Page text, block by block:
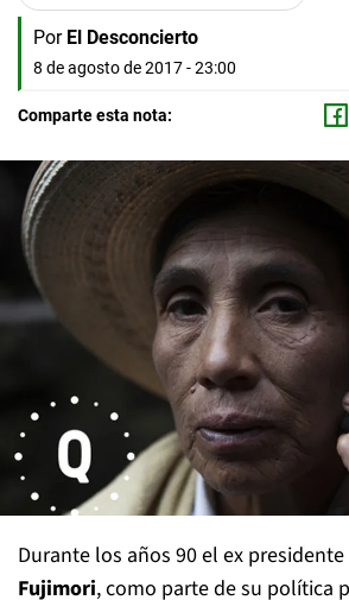
Por El Desconcierto
8 de agosto de 2017 - 23:00
Comparte esta nota:
Durante los años 90 el ex
Fujimori, como parte de su política